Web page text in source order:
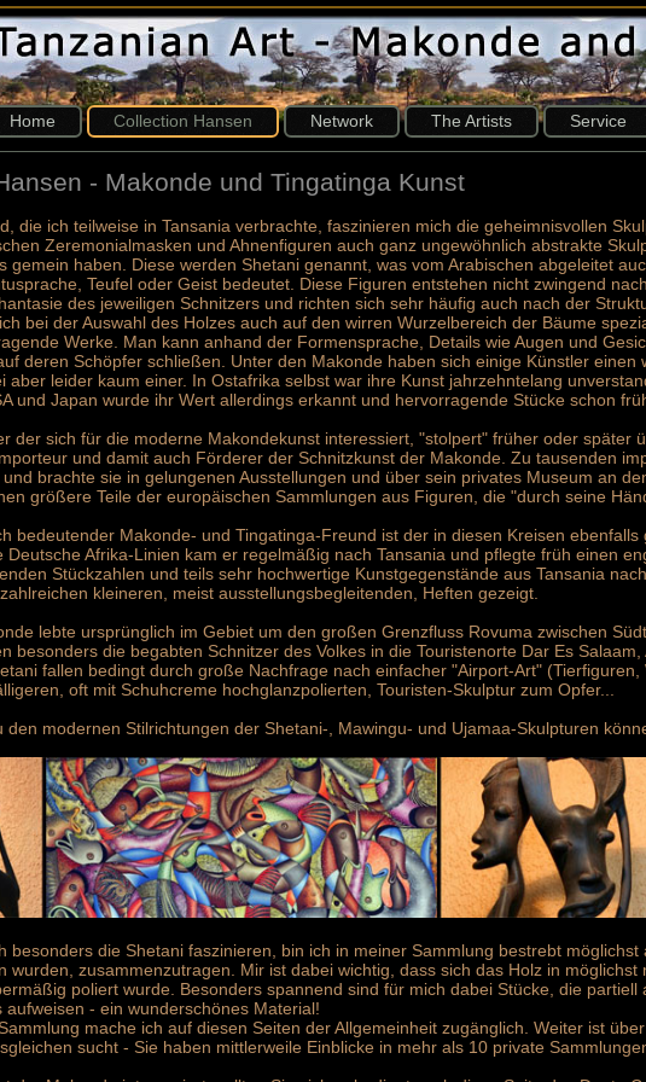
Home Collection Hansen Network The Artists Service
- Makonde und Tingatinga Kunst
die ich teilweise in Tansania verbrachte, faszinieren mich die geheimnisvollen
Zeremonialmasken und Ahnenfiguren auch ganz ungewöhnlich abstrakte
gemein haben. Diese werden Shetani genannt, was vom Arabischen abgeleitet
Teufel oder Geist bedeutet. Diese Figuren entstehen nicht zwingend
des jeweiligen Schnitzers und richten sich sehr häufig auch nach der
bei der Auswahl des Holzes auch auf den wirren Wurzelbereich der Bäume
Werke. Man kann anhand der Formensprache, Details wie Augen und
deren Schöpfer schließen. Unter den Makonde haben sich einige Künstler einen
aber leider kaum einer. In Ostafrika selbst war ihre Kunst jahrzehntelang
und Japan wurde ihr Wert allerdings erkannt und hervorragende Stücke schon
der sich für die moderne Makondekunst interessiert, "stolpert" früher oder später
und damit auch Förderer der Schnitzkunst der Makonde. Zu tausenden
brachte sie in gelungenen Ausstellungen und über sein privates Museum an
größere Teile der europäischen Sammlungen aus Figuren, die "durch seine
bedeutender Makonde- und Tingatinga-Freund ist der in diesen Kreisen
Deutsche Afrika-Linien kam er regelmäßig nach Tansania und pflegte früh einen
Stückzahlen und teils sehr hochwertige Kunstgegenstände aus Tansania
kleineren, meist ausstellungsbegleitenden, Heften gezeigt.
lebte ursprünglich im Gebiet um den großen Grenzfluss Rovuma zwischen
besonders die begabten Schnitzer des Volkes in die Touristenorte Dar Es
fallen bedingt durch große Nachfrage nach einfacher "Airport-Art"
oft mit Schuhcreme hochglanzpolierten, Touristen-Skulptur zum Opfer...
den modernen Stilrichtungen der Shetani-, Mawingu- und Ujamaa-Skulpturen
besonders die Shetani faszinieren, bin ich in meiner Sammlung bestrebt
wurden, zusammenzutragen. Mir ist dabei wichtig, dass sich das Holz in
poliert wurde. Besonders spannend sind für mich dabei Stücke, die partiell
aufweisen - ein wunderschönes Material!
mache ich auf diesen Seiten der Allgemeinheit zugänglich. Weiter ist
sucht - Sie haben mittlerweile Einblicke in mehr als 10 private